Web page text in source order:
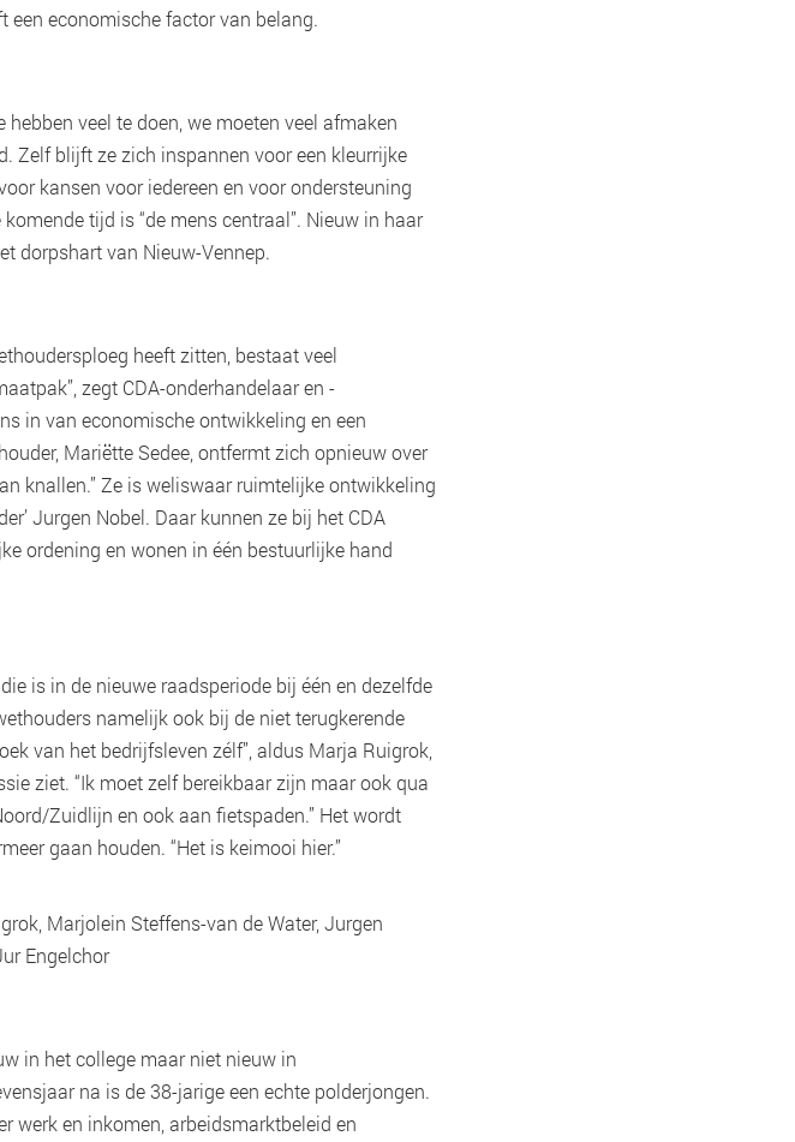
een economische factor van belang.
veel te doen, we moeten veel afmaken
Zelf blijft ze zich inspannen voor een kleurrijke
kansen voor iedereen en voor ondersteuning
tijd is “de mens centraal”. Nieuw in haar
dorpshart van Nieuw-Vennep.
heeft zitten, bestaat veel
zegt CDA-onderhandelaar en -
in van economische ontwikkeling en een
Mariëtte Sedee, ontfermt zich opnieuw over
knallen.” Ze is weliswaar ruimtelijke ontwikkeling
Jurgen Nobel. Daar kunnen ze bij het CDA
ordening en wonen in één bestuurlijke hand
is in de nieuwe raadsperiode bij één en dezelfde
namelijk ook bij de niet terugkerende
van het bedrijfsleven zélf”, aldus Marja Ruigrok,
ziet. “Ik moet zelf bereikbaar zijn maar ook qua
Zuidlijn en ook aan fietspaden.” Het wordt
gaan houden. “Het is keimooi hier.”
Marjolein Steffens-van de Water, Jurgen
Engelchor
in het college maar niet nieuw in
na is de 38-jarige een echte polderjongen.
werk en inkomen, arbeidsmarktbeleid en